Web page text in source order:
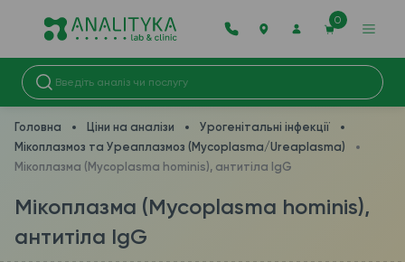
0
Головна Ціни на аналізи
Урогенітальні інфекції
Мікоплазмоз та Уреаплазмоз (Mycoplasma/Ureaplasma)
Мікоплазма (Mycoplasma hominis), антитіла IgG
Мікоплазма (Mycoplasma hominis),
антитіла IgG